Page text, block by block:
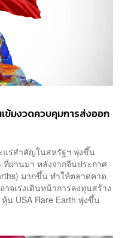
ข้มงวดควบคุมการส่งออก
แร่สำคัญในสหรัฐฯ พุ่งขึ้น
ผ่านมา หลังจากจีนประกาศ
มากขึ้น ทำให้ตลาดคาด
จเร่งเดินหน้าการลงทุนสร้าง
น USA Rare Earth พุ่งขึ้น